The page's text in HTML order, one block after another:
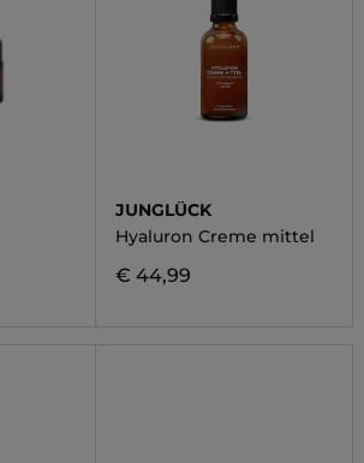
JUNGLÜCK
Hyaluron Creme mittel
€ 44,99